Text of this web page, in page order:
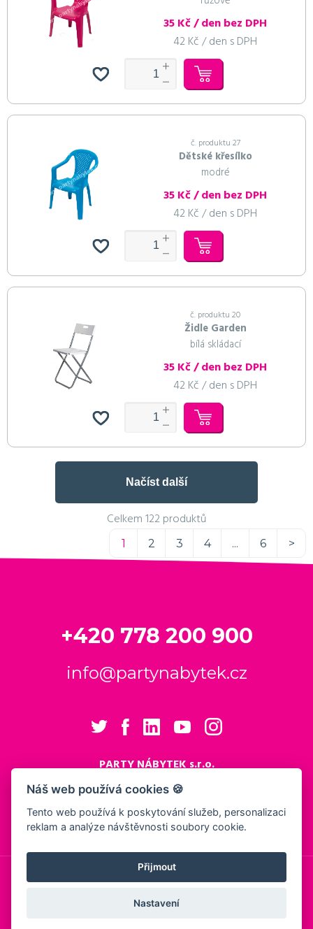
Náš web používá cookies 🍪
Tento web používá k poskytování služeb, personalizaci
reklam a analýze návštěvnosti soubory cookie.
Přijmout
Nastavení
35 Kč / den bez DPH
42 Kč / den s DPH
č. produktu 27
Dětské křesílko
modré
35 Kč / den bez DPH
42 Kč / den s DPH
č. produktu 20
Židle Garden
bílá skládací
35 Kč / den bez DPH
42 Kč / den s DPH
Načíst další
Celkem 122 produktů
1 2 3 4 ... 6 >
+420 778 200 900
info@partynabytek.cz
PARTY NÁBYTEK s.r.o.
Cukrovarská 984
Logistický areál Cukrovar Čakovice
196 00 Praha 9 - Čakovice
© 2026, PARTY NÁBYTEK s.r.o.
Ochrana osobních údajů